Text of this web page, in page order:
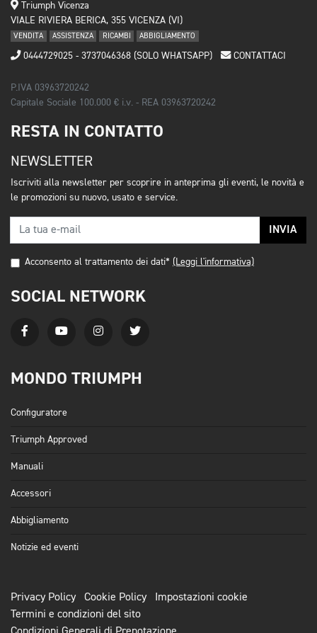
Triumph Vicenza
VIALE RIVIERA BERICA, 355 VICENZA (VI)
VENDITA ASSISTENZA RICAMBI ABBIGLIAMENTO
0444729025 - 3737046368 (SOLO WHATSAPP) CONTATTACI
P.IVA 03963720242
Capitale Sociale 100.000 € i.v. - REA 03963720242
RESTA IN CONTATTO
NEWSLETTER
Iscriviti alla newsletter per scoprire in anteprima gli eventi, le novità e
le promozioni su nuovo, usato e service.
INVIA
Acconsento al trattamento dei dati* (Leggi l'informativa)
SOCIAL NETWORK
MONDO TRIUMPH
Configuratore
Triumph Approved
Manuali
Accessori
Abbigliamento
Notizie ed eventi
Privacy Policy Cookie Policy
Impostazioni cookie
Termini e condizioni del sito